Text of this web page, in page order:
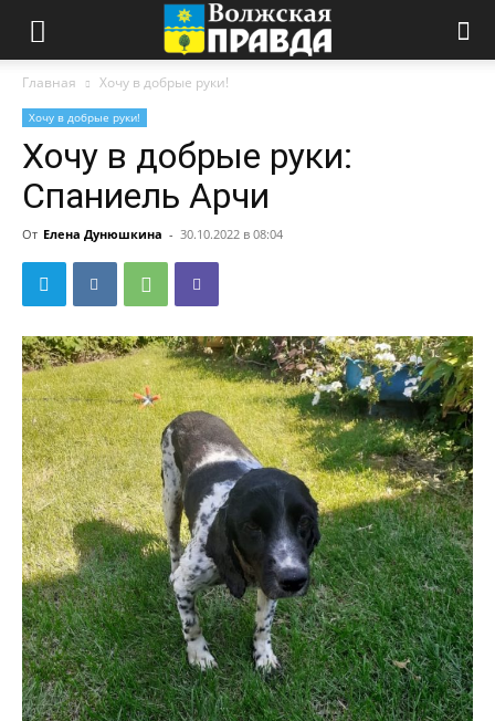
Главная Хочу в добрые руки!
Хочу в добрые руки!
Хочу в добрые руки:
Спаниель Арчи
От Елена Дунюшкина - 30.10.2022 в 08:04